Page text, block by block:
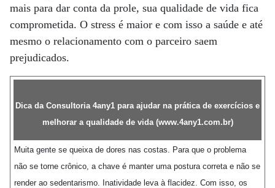
mais para dar conta da prole, sua qualidade de vida fica
comprometida. O stress é maior e com isso a saúde e até
mesmo o relacionamento com o parceiro saem
prejudicados.
Dica da Consultoria 4any1 para ajudar na prática de exercícios e
melhorar a qualidade de vida (www.4any1.com.br)
Muita gente se queixa de dores nas costas. Para que o problema
não se torne crônico, a chave é manter uma postura correta e não se
render ao sedentarismo. Inatividade leva à flacidez. Com isso, os